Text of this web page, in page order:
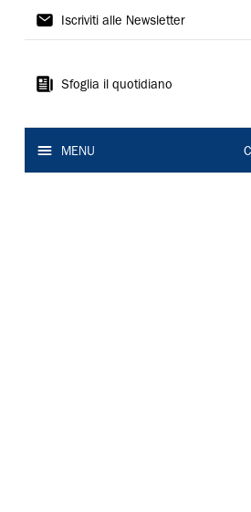
Gazzetta
Reggio
Iscriviti alle Newsletter
Sfoglia il quotidiano
MENU